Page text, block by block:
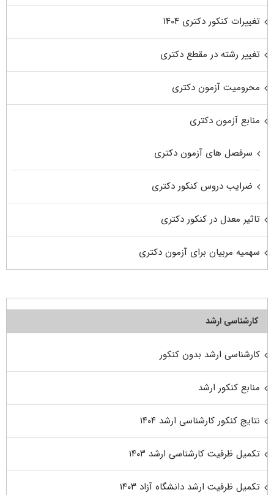
تغییرات کنکور دکتری ۱۴۰۴
تغییر رشته در مقطع دکتری
محرومیت آزمون دکتری
منابع آزمون دکتری
سرفصل های آزمون دکتری
ضرایب دروس کنکور دکتری
تاثیر معدل در کنکور دکتری
سهمیه مربیان برای آزمون دکتری
کارشناسی ارشد
کارشناسی ارشد بدون کنکور
منابع کنکور ارشد
نتایج کنکور کارشناسی ارشد ۱۴۰۴
تکمیل ظرفیت کارشناسی ارشد ۱۴۰۳
تکمیل ظرفیت ارشد دانشگاه آزاد ۱۴۰۳